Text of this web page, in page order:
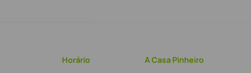
Horário A Casa Pinheiro